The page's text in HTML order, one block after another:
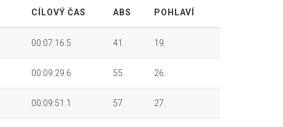
CÍLOVÝ ČAS ABS POHLAVÍ
00:07:16.5 41. 19.
00:09:29.6 55. 26.
00:09:51.1 57. 27.